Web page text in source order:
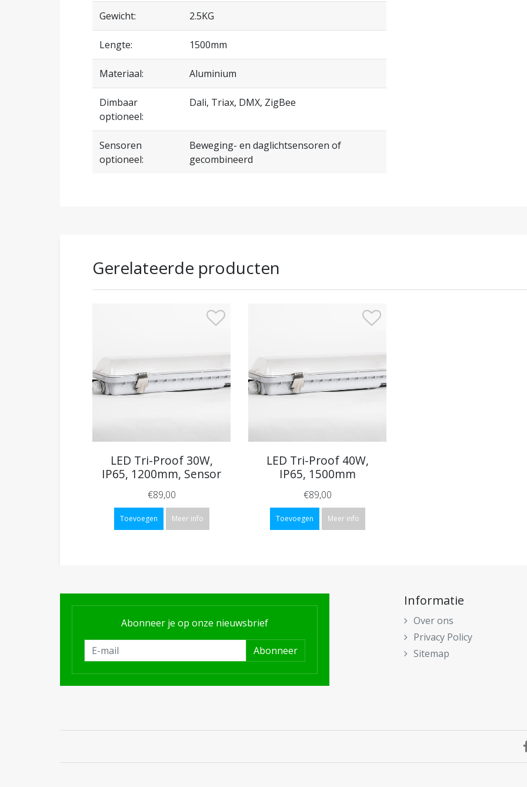
Gewicht: 2.5KG
Lengte: 1500mm
Materiaal: Aluminium
Dimbaar
optioneel:
Dali, Triax, DMX, ZigBee
Sensoren
optioneel:
Beweging- en daglichtsensoren of
gecombineerd
Gerelateerde producten
LED Tri-Proof 30W,
IP65, 1200mm, Sensor
€89,00
Toevoegen Meer info
LED Tri-Proof 40W,
IP65, 1500mm
€89,00
Toevoegen Meer info
Abonneer je op onze nieuwsbrief
Abonneer
Informatie
Over ons
Privacy Policy
Sitemap